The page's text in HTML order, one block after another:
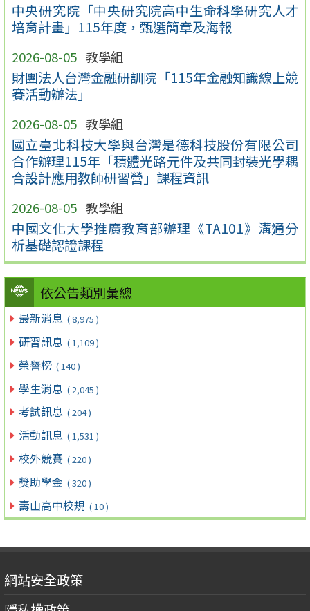
中央研究院「中央研究院高中生命科學研究人才
培育計畫」115年度，甄選簡章及海報
2026-08-05 教學組
財團法人台灣金融研訓院「115年金融知識線上競
賽活動辦法」
2026-08-05 教學組
國立臺北科技大學與台灣是德科技股份有限公司
合作辦理115年「積體光路元件及共同封裝光學耦
合設計應用教師研習營」課程資訊
2026-08-05 教學組
中國文化大學推廣教育部辦理《TA101》溝通分
析基礎認證課程
依公告類別彙總
最新消息 ( 8,975 )
研習訊息 ( 1,109 )
榮譽榜 ( 140 )
學生消息 ( 2,045 )
考試訊息 ( 204 )
活動訊息 ( 1,531 )
校外競賽 ( 220 )
獎助學金 ( 320 )
壽山高中校規 ( 10 )
網站安全政策